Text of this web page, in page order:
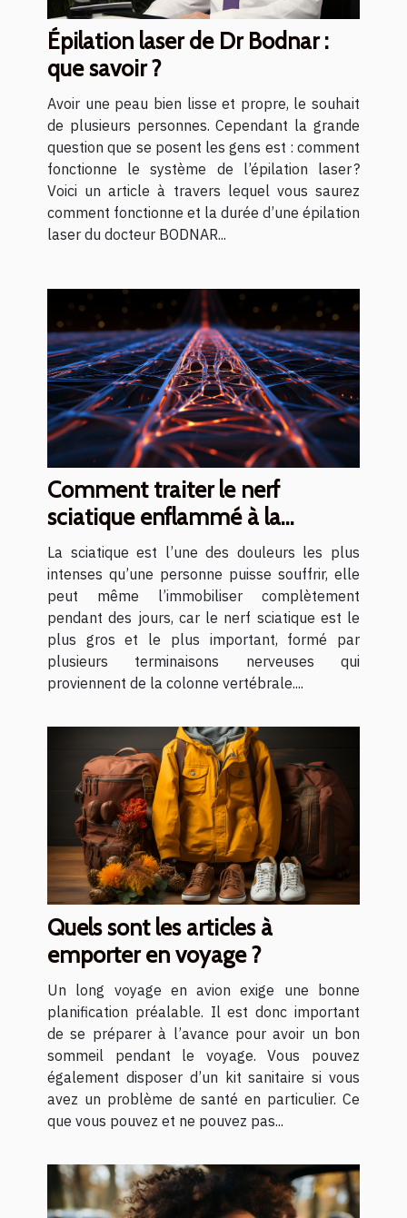
Épilation laser de Dr Bodnar :
que savoir ?
Avoir une peau bien lisse et propre, le souhait
de plusieurs personnes. Cependant la grande
question que se posent les gens est : comment
fonctionne le système de l’épilation laser ?
Voici un article à travers lequel vous saurez
comment fonctionne et la durée d’une épilation
laser du docteur BODNAR...
Comment traiter le nerf
sciatique enflammé à la
maison ?
La sciatique est l’une des douleurs les plus
intenses qu’une personne puisse souffrir, elle
peut même l’immobiliser complètement
pendant des jours, car le nerf sciatique est le
plus gros et le plus important, formé par
plusieurs terminaisons nerveuses qui
proviennent de la colonne vertébrale....
Quels sont les articles à
emporter en voyage ?
Un long voyage en avion exige une bonne
planification préalable. Il est donc important
de se préparer à l’avance pour avoir un bon
sommeil pendant le voyage. Vous pouvez
également disposer d’un kit sanitaire si vous
avez un problème de santé en particulier. Ce
que vous pouvez et ne pouvez pas...